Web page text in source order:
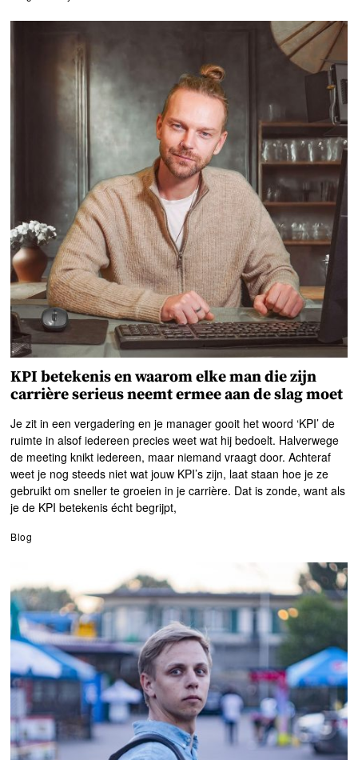
KPI betekenis en waarom elke man die zijn
carrière serieus neemt ermee aan de slag moet
Je zit in een vergadering en je manager gooit het woord ‘KPI’ de
ruimte in alsof iedereen precies weet wat hij bedoelt. Halverwege
de meeting knikt iedereen, maar niemand vraagt door. Achteraf
weet je nog steeds niet wat jouw KPI’s zijn, laat staan hoe je ze
gebruikt om sneller te groeien in je carrière. Dat is zonde, want als
je de KPI betekenis écht begrijpt,
Blog